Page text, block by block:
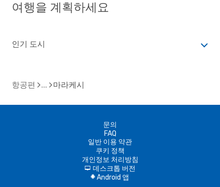
여행을 계획하세요
인기 도시
항공편 마라케시
문의
FAQ
일반 이용 약관
쿠키 정책
개인정보 처리방침
d 데스크톱 버전
A Android 앱